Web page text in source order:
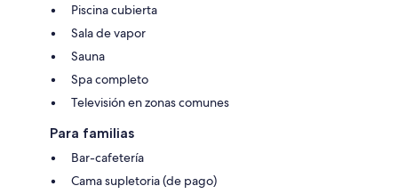
Piscina cubierta
Sala de vapor
Sauna
Spa completo
Televisión en zonas comunes
Para familias
Bar-cafetería
Cama supletoria (de pago)